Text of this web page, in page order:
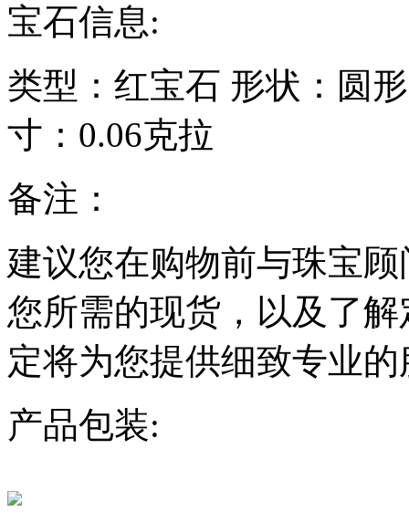
宝石信息:
类型： 红宝石 形状： 圆形
寸： 0.06克拉
备注：
建议您在购物前与珠宝
您所需的现货，以及了
定将为您提供细致专业
产品包装: